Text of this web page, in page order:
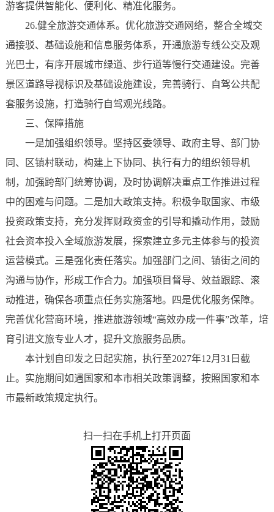
游客提供智能化、便利化、精准化服务。
26.健全旅游交通体系。优化旅游交通网络，整合全域交
通接驳、基础设施和信息服务体系，开通旅游专线公交及观
光巴士，有序开展城市绿道、步行道等慢行交通建设。完善
景区道路导视标识及基础设施建设，完善骑行、自驾公共配
套服务设施，打造骑行自驾观光线路。
三、保障措施
一是加强组织领导。坚持区委领导、政府主导、部门协
同、区镇村联动，构建上下协同、执行有力的组织领导机
制，加强跨部门统筹协调，及时协调解决重点工作推进过程
中的困难与问题。二是加大政策支持。积极争取国家、市级
投资政策支持，充分发挥财政资金的引导和撬动作用，鼓励
社会资本投入全域旅游发展，探索建立多元主体参与的投资
运营模式。三是强化责任落实。加强部门之间、镇街之间的
沟通与协作，形成工作合力。加强项目督导、效益跟踪、滚
动推进，确保各项重点任务实施落地。四是优化服务保障。
完善优化营商环境，推进旅游领域“高效办成一件事”改革，培
育引进文旅专业人才，提升文旅服务品质。
本计划自印发之日起实施，执行至2027年12月31日截
止。实施期间如遇国家和本市相关政策调整，按照国家和本
市最新政策规定执行。
扫一扫在手机上打开页面